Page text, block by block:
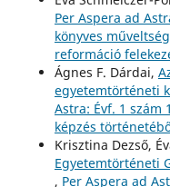
Per Aspera ad
könyves
reformáció
Ágnes F. Dárdai,
egyetemtörténeti
Astra: Évf. 1 szám
képzés
Krisztina Dezső,
Egyetemtörténeti
, Per Aspera ad